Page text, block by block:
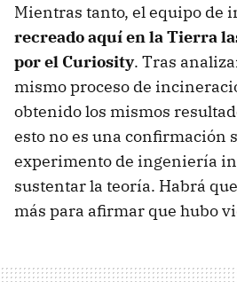
Mientras tanto, el equipo de
recreado aquí en la Tierra
por el Curiosity. Tras
mismo proceso de
obtenido los mismos
esto no es una confirmación
experimento de ingeniería
sustentar la teoría. Habrá
más para afirmar que hubo